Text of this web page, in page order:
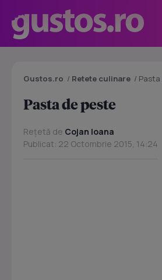
Gustos.ro / Retete culinare /
Pasta de peste
Rețetă de Cojan Ioana
Publicat: 22 Octombrie 2015, 14:24